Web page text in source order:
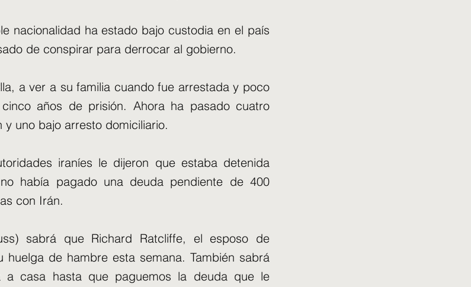
nacionalidad ha estado bajo custodia en el país
de conspirar para derrocar al gobierno.
a ver a su familia cuando fue arrestada y poco
años de prisión. Ahora ha pasado cuatro
y uno bajo arresto domiciliario.
iraníes le dijeron que estaba detenida
había pagado una deuda pendiente de 400
con Irán.
sabrá que Richard Ratcliffe, el esposo de
huelga de hambre esta semana. También sabrá
a casa hasta que paguemos la deuda que le